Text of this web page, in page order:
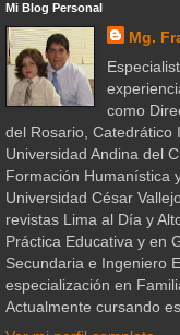
Mi Blog Personal
Mg.
como
del Rosario, Catedrático
Universidad Andina del
Formación Humanística
Universidad César
revistas Lima al Día y
Práctica Educativa y en
Secundaria e Ingeniero
especialización en
Actualmente cursando